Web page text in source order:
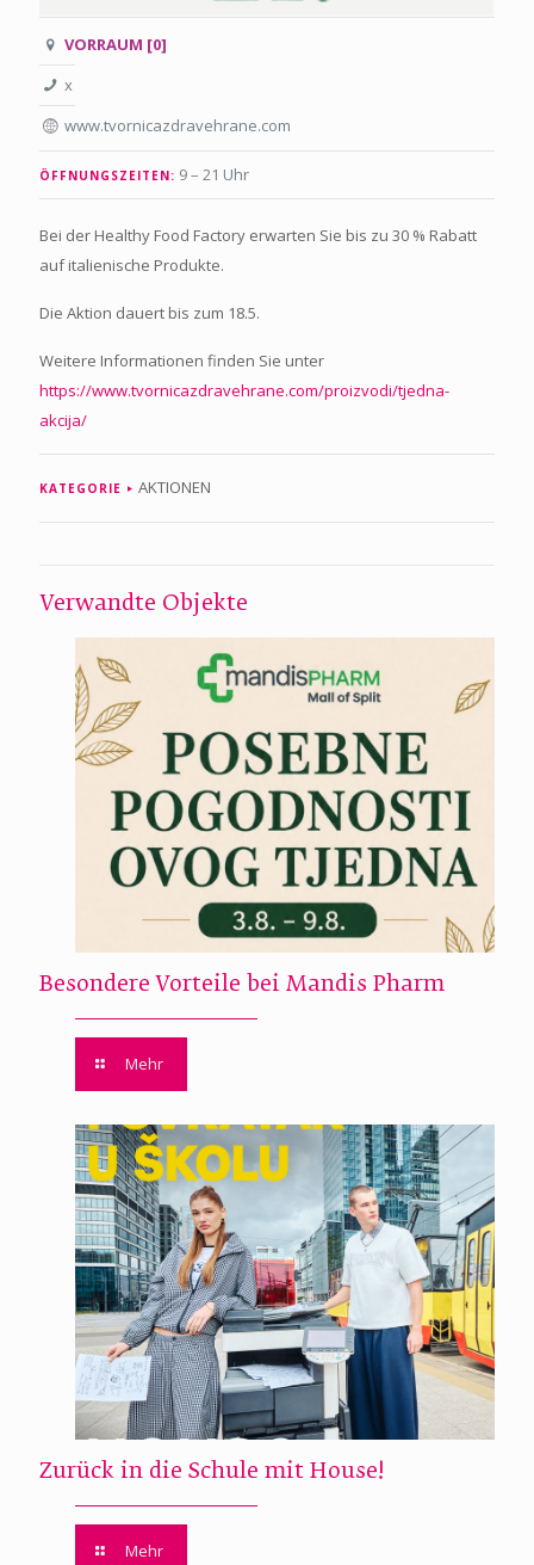
VORRAUM [0]
x
www.tvornicazdravehrane.com
ÖFFNUNGSZEITEN: 9 – 21 Uhr
Bei der Healthy Food Factory erwarten Sie bis zu 30 % Rabatt
auf italienische Produkte.
Die Aktion dauert bis zum 18.5.
Weitere Informationen finden Sie unter
https://www.tvornicazdravehrane.com/proizvodi/tjedna-
akcija/
KATEGORIE AKTIONEN
Verwandte Objekte
Besondere Vorteile bei Mandis Pharm
Mehr
Zurück in die Schule mit House!
Mehr